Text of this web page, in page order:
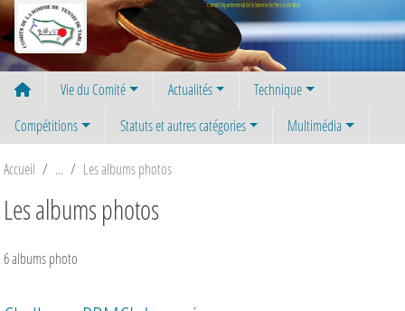
Comité Départemental de la Somme de Tennis de Table
Vie du Comité Actualités
Technique
Compétitions
Statuts et autres catégories Multimédia
Accueil Les albums photos
Les albums photos
6 albums photo
Panneau de gestion des cookies